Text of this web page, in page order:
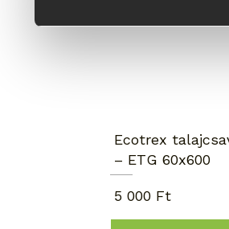
Ecotrex
– ETG 60x600
5 000 Ft